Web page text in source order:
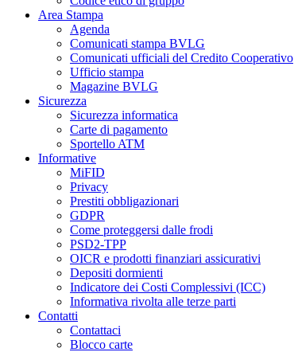
Area Stampa
Agenda
Comunicati stampa BVLG
Comunicati ufficiali del Credito Cooperativo
Ufficio stampa
Magazine BVLG
Sicurezza
Sicurezza informatica
Carte di pagamento
Sportello ATM
Informative
MiFID
Privacy
Prestiti obbligazionari
GDPR
Come proteggersi dalle frodi
PSD2-TPP
OICR e prodotti finanziari assicurativi
Depositi dormienti
Indicatore dei Costi Complessivi (ICC)
Informativa rivolta alle terze parti
Contatti
Contattaci
Blocco carte